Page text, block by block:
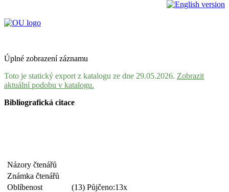
Úplné zobrazení záznamu
Toto je statický export z katalogu ze dne 29.05.2026. Zobrazit
aktuální podobu v katalogu.
Bibliografická citace
Názory čtenářů
Známka čtenářů
Oblíbenost
(13) Půjčeno:13x